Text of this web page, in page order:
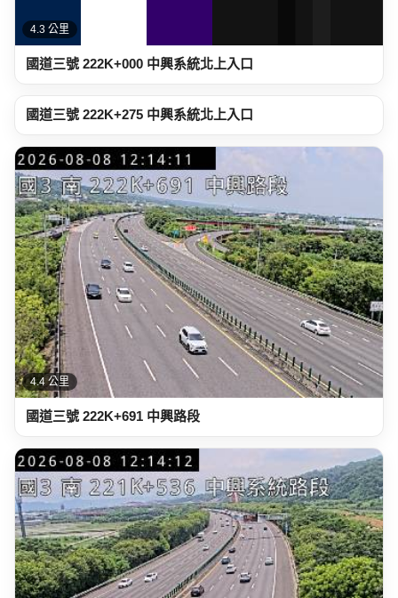
4.3 公里
國道三號 222K+000 中興系統北上入口
國道三號 222K+275 中興系統北上入口
4.4 公里
國道三號 222K+691 中興路段